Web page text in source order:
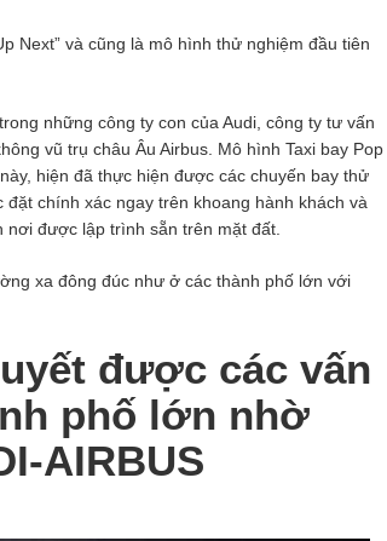
Next” và cũng là mô hình thử nghiệm đầu tiên
những công ty con của Audi, công ty tư vấn
vũ trụ châu Âu Airbus. Mô hình Taxi bay Pop
hiện đã thực hiện được các chuyến bay thử
chính xác ngay trên khoang hành khách và
được lập trình sẵn trên mặt đất.
xa đông đúc như ở các thành phố lớn với
được các vấn
phố lớn nhờ
AIRBUS